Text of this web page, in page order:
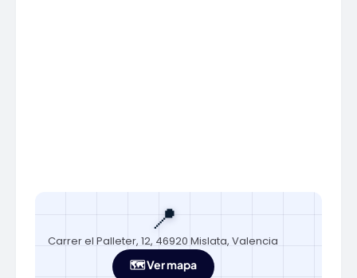
📍
Carrer el Palleter, 12, 46920 Mislata, Valencia
🗺️ Ver mapa